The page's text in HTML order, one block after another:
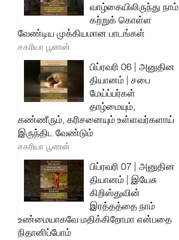
வாழ்கையிலிருந்து நாம்
கற்றுக் கொள்ள
வேண்டிய முக்கியமான பாடங்கள்
சகரியா பூணன்
பிப்ரவரி 06 | அனுதின
தியானம் | சபை
மேய்ப்பர்கள்
தாழ்மையும்,
கண்ணீரும், கரிசனையும் உள்ளவர்களாய்
இருந்திட வேண்டும்
சகரியா பூணன்
பிப்ரவரி 07 | அனுதின
தியானம் | இயேசு
கிறிஸ்துவின்
இரத்தத்தை நாம்
உண்மையாகவே மதிக்கிறோமா என்பதை
நிதானிப்போம்